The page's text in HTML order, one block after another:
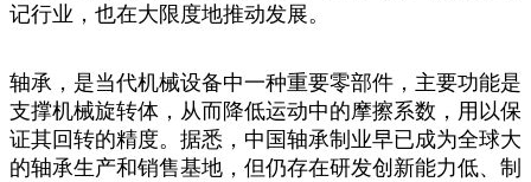
记行业，也在大限度地推动发展。
轴承，是当代机械设备中一种重要零部件，主要功能是
支撑机械旋转体，从而降低运动中的摩擦系数，用以保
证其回转的精度。据悉，中国轴承制业早已成为全球大
的轴承生产和销售基地，但仍存在研发创新能力低、制